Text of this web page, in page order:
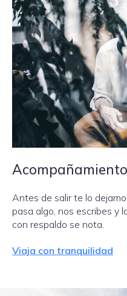
Antes de salir te lo
pasa algo, nos escribes y
con respaldo se nota.
Viaja con tranquilidad